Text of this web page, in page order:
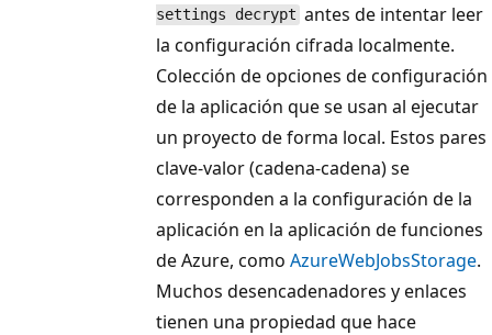
settings decrypt antes de intentar leer
la configuración cifrada localmente.
Colección de opciones de configuración
de la aplicación que se usan al ejecutar
un proyecto de forma local. Estos pares
clave-valor (cadena-cadena) se
corresponden a la configuración de la
aplicación en la aplicación de funciones
de Azure, como AzureWebJobsStorage.
Muchos desencadenadores y enlaces
tienen una propiedad que hace